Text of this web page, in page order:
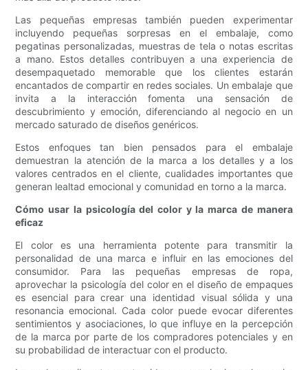
Las pequeñas empresas también pueden experimentar
incluyendo pequeñas sorpresas en el embalaje, como
pegatinas personalizadas, muestras de tela o notas escritas
a mano. Estos detalles contribuyen a una experiencia de
desempaquetado memorable que los clientes estarán
encantados de compartir en redes sociales. Un embalaje que
invita a la interacción fomenta una sensación de
descubrimiento y emoción, diferenciando al negocio en un
mercado saturado de diseños genéricos.
Estos enfoques tan bien pensados ​​para el embalaje
demuestran la atención de la marca a los detalles y a los
valores centrados en el cliente, cualidades importantes que
generan lealtad emocional y comunidad en torno a la marca.
Cómo usar la psicología del color y la marca de manera
eficaz
El color es una herramienta potente para transmitir la
personalidad de una marca e influir en las emociones del
consumidor. Para las pequeñas empresas de ropa,
aprovechar la psicología del color en el diseño de empaques
es esencial para crear una identidad visual sólida y una
resonancia emocional. Cada color puede evocar diferentes
sentimientos y asociaciones, lo que influye en la percepción
de la marca por parte de los compradores potenciales y en
su probabilidad de interactuar con el producto.